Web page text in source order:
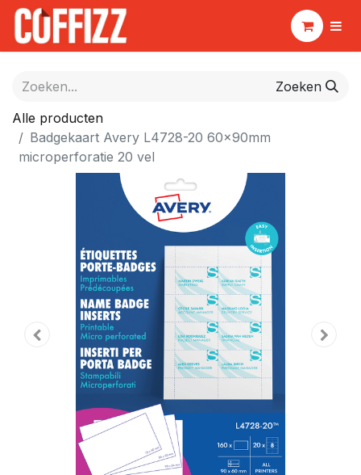
Zoeken
Alle producten
Badgekaart Avery L4728-20 60x90mm
microperforatie 20 vel